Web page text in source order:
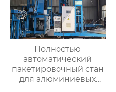
Полностью
автоматический
пакетировочный стан
для алюминиевых